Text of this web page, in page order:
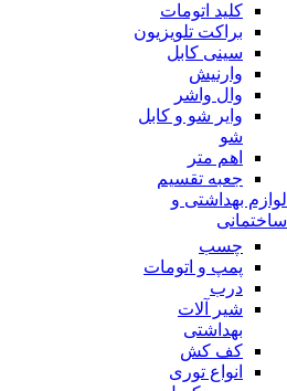
کلید اتومات
براکت تلویزیون
سینی کابل
وارنیش
وال واشر
وایر شو و کابل
شو
اهم متر
جعبه تقسیم
لوازم بهداشتی و
ساختمانی
چسب
پمپ و اتومات
درب
شیر آلات
بهداشتی
کف کش
انواع توری